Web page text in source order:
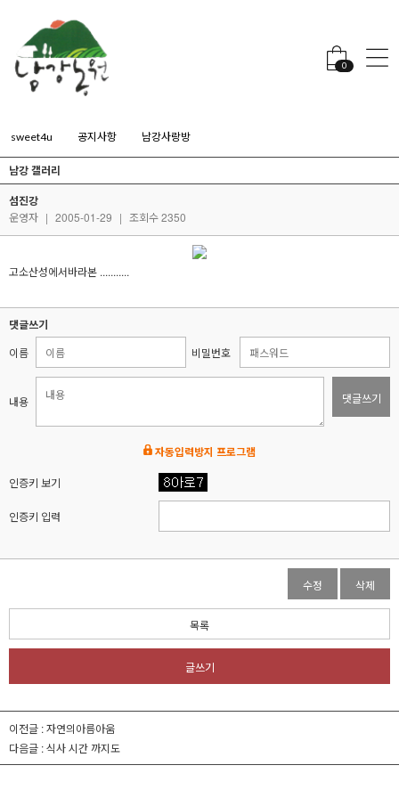
0
sweet4u 공지사항 남강사랑방
남강 갤러리
섬진강
운영자 | 2005-01-29 | 조회수 2350
고소산성에서바라본 ...........
댓글쓰기
이름 비밀번호
내용 댓글쓰기
자동입력방지 프로그램
인증키 보기
인증키 입력
수정 삭제
목록
글쓰기
이전글 :자연의아름아움
다음글 :식사 시간 까지도